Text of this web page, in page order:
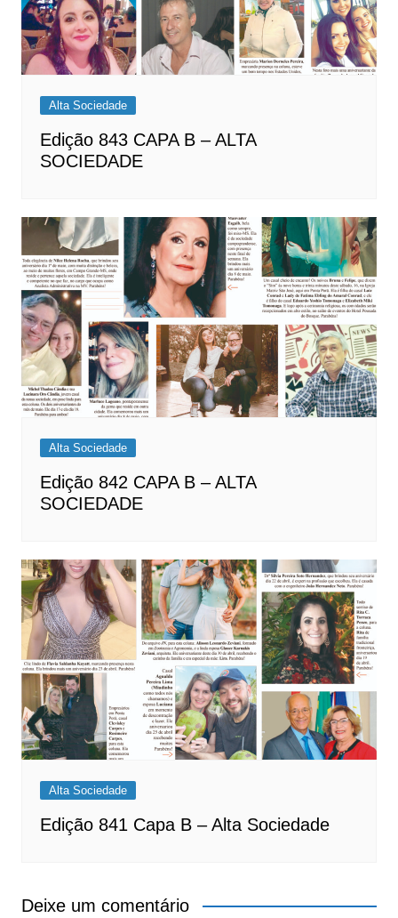
Alta Sociedade
Edição 843 CAPA B – ALTA
SOCIEDADE
Alta Sociedade
Edição 842 CAPA B – ALTA
SOCIEDADE
Alta Sociedade
Edição 841 Capa B – Alta Sociedade
Deixe um comentário